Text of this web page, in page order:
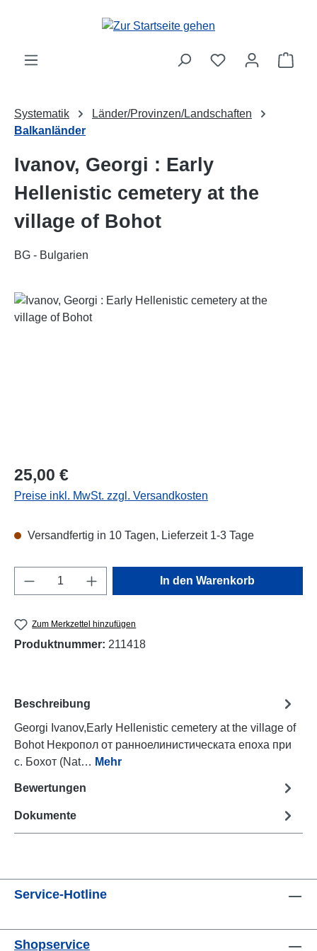
Zum Hauptinhalt springen
Systematik
Länder/Provinzen/Landschaften
Balkanländer
Ivanov, Georgi : Early
Hellenistic cemetery at the
village of Bohot
BG - Bulgarien
Bildergalerie überspringen
Regulärer Preis:
25,00 €
Preise inkl. MwSt. zzgl. Versandkosten
Versandfertig in 10 Tagen, Lieferzeit 1-3 Tage
Produkt Anzahl: Gib den gewünschten
In den Warenkorb
Zum Merkzettel hinzufügen
Produktnummer: 211418
Beschreibung
Georgi Ivanov,Early Hellenistic cemetery at the village of
Bohot Некропол от ранноелинистическата епоха при
с. Бохот (Nat… Mehr
Bewertungen
Dokumente
Service-Hotline
Shopservice